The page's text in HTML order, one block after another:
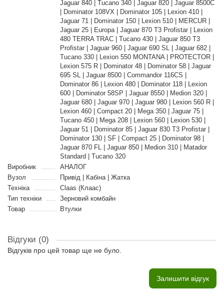
Jaguar 840 | Tucano 340 | Jaguar 820 | Jaguar 8500C
| Dominator 108VX | Dominator 105 | Lexion 410 |
Jaguar 71 | Dominator 150 | Lexion 510 | MERCUR |
Jaguar 25 | Europa | Jaguar 870 T3 Profistar | Lexion
480 TERRA TRAC | Tucano 430 | Jaguar 850 T3
Profistar | Jaguar 960 | Jaguar 690 SL | Jaguar 682 |
Tucano 330 | Lexion 550 MONTANA | PROTECTOR |
Lexion 575 R | Dominator 48 | Dominator 58 | Jaguar
695 SL | Jaguar 8500 | Commandor 116CS |
Dominator 86 | Lexion 480 | Dominator 118 | Lexion
600 | Dominator 58SP | Jaguar 8550 | Medion 320 |
Jaguar 680 | Jaguar 970 | Jaguar 980 | Lexion 560 R |
Lexion 460 | Compact 20 | Mega 350 | Jaguar 75 |
Tucano 450 | Mega 208 | Lexion 560 | Lexion 530 |
Jaguar 51 | Dominator 85 | Jaguar 830 T3 Profistar |
Dominator 130 | SF | Compact 25 | Dominator 98 |
Jaguar 870 FL | Jaguar 850 | Medion 310 | Matador
Standard | Tucano 320
Виробник
АНАЛОГ
Вузол
Привід | Кабіна | Жатка
Техніка
Claas (Клаас)
Тип техніки
Зерновий комбайн
Товар
Втулки
Відгуки (0)
Відгуків про цей товар ще не було.
Залишити відгук